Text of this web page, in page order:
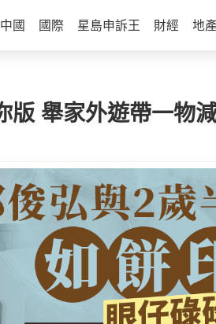
中國 國際 星島申訴王 財經 地產
版 舉家外遊帶一物